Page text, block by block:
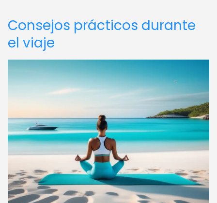
Consejos prácticos durante
el viaje